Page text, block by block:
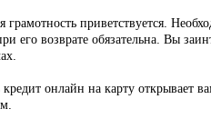
грамотность приветствуется.
его возврате обязательна. Вы
кредит онлайн на карту